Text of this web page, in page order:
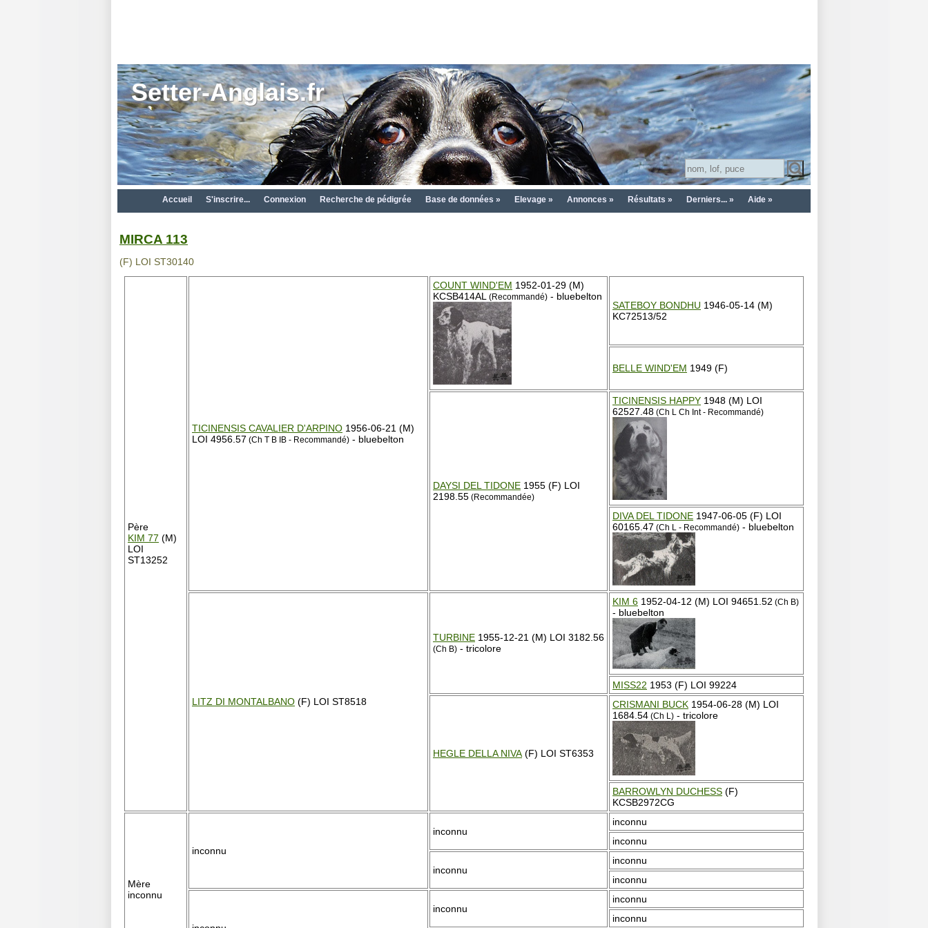
Setter-Anglais.fr
Accueil S'inscrire... Connexion Recherche de pédigrée Base de données » Elevage » Annonces » Résultats » Derniers... » Aide »
MIRCA 113
(F) LOI ST30140
Père
KIM 77 (M)
LOI
ST13252
TICINENSIS CAVALIER D'ARPINO 1956-06-21 (M)
LOI 4956.57 (Ch T B IB - Recommandé) - bluebelton
COUNT WIND'EM 1952-01-29 (M)
KCSB414AL
(Recommandé) - bluebelton
SATEBOY BONDHU 1946-05-14 (M)
KC72513/52
BELLE WIND'EM 1949 (F)
DAYSI DEL TIDONE 1955 (F) LOI
2198.55 (Recommandée)
TICINENSIS HAPPY 1948 (M) LOI
62527.48 (Ch L Ch Int - Recommandé)
DIVA DEL TIDONE 1947-06-05 (F) LOI
60165.47 (Ch L - Recommandé) - bluebelton
LITZ DI MONTALBANO (F) LOI ST8518
TURBINE 1955-12-21 (M) LOI 3182.56
(Ch B) - tricolore
KIM 6 1952-04-12 (M) LOI 94651.52 (Ch B)
- bluebelton
MISS22 1953 (F) LOI 99224
HEGLE DELLA NIVA (F) LOI ST6353
CRISMANI BUCK 1954-06-28 (M) LOI
1684.54 (Ch L) - tricolore
BARROWLYN DUCHESS (F)
KCSB2972CG
Mère
inconnu
inconnu
inconnu
inconnu
inconnu
inconnu
inconnu
inconnu
inconnu
inconnu
inconnu